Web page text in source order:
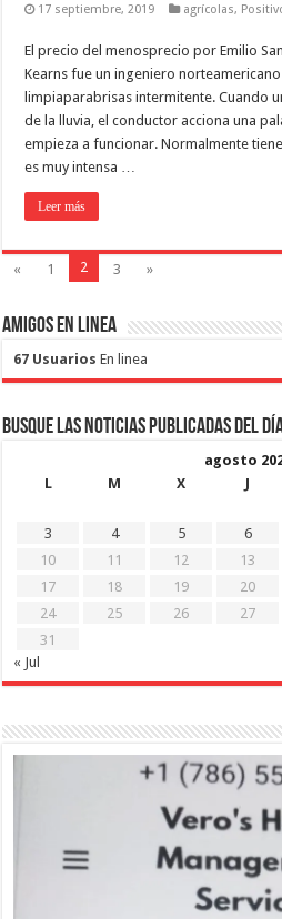
17 septiembre, 2019 agrícolas,
El precio del menosprecio por Emilio
Kearns fue un ingeniero
limpiaparabrisas intermitente. Cuando
de la lluvia, el conductor acciona una
empieza a funcionar. Normalmente
es muy intensa …
Leer más
« 1 2 3 »
Amigos en Linea
67 Usuarios En linea
Busque las noticias publicadas del
agosto
L
M X J
3
4 5 6
10
11 12 13
17
18 19 20
24
25 26 27
31
« Jul